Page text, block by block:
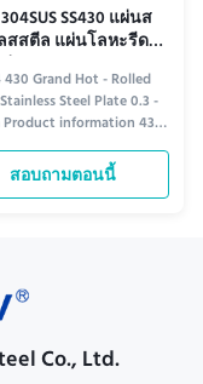
SS430 แผ่นส
สสตีล แผ่นโลหะรีด
นกระจก 0.3 - 3.0 มม.
430 Grand Hot - Rolled
Steel Plate 0.3 -
information 430
Rolled Mirror
Steel Plate (0.3–3.0mm)
for precision and
สอบถามตอนนี้
Co., Ltd.